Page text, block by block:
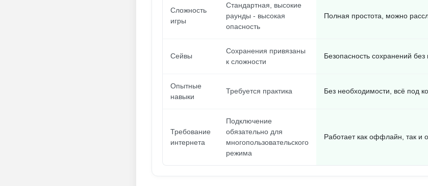
Сложность
игры
Стандартная, высокие
раунды - высокая
опасность
Полная простота, можно
Сейвы
Сохранения привязаны
к сложности
Безопасность сохранений без
Опытные
навыки
Требуется практика Без необходимости, всё под
Требование
интернета
Подключение
обязательно для
многопользовательского
режима
Работает как оффлайн, так и